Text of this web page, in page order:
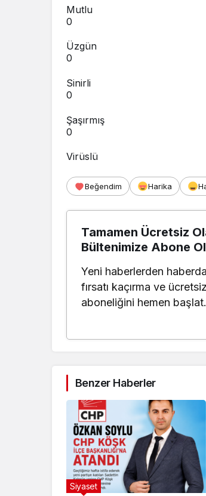
Mutlu
0
Üzgün
0
Sinirli
0
Şaşırmış
0
Virüslü
Beğendim Harika
Tamamen Ücretsiz
Bültenimize Abone
Yeni haberlerden
fırsatı kaçırma ve
aboneliğini hemen başlat.
Benzer Haberler
Siyaset